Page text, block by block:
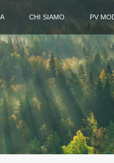
CHI SIAMO PV